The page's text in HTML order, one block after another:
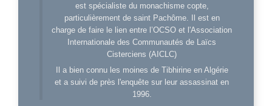
est spécialiste du monachisme copte,
particulièrement de saint Pachôme. Il est en
charge de faire le lien entre l’OCSO et l'Association
Internationale des Communautés de Laïcs
Cisterciens (AICLC)
Il a bien connu les moines de Tibhirine en Algérie
et a suivi de près l'enquête sur leur assassinat en
1996.